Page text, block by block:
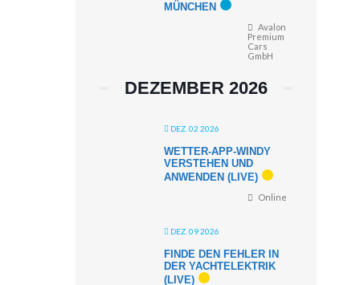
MÜNCHEN
Avalon
Premium
Cars
GmbH
DEZEMBER 2026
DEZ. 02 2026
WETTER-APP-WINDY
VERSTEHEN UND
ANWENDEN (LIVE)
Online
DEZ. 09 2026
FINDE DEN FEHLER IN
DER YACHTELEKTRIK
(LIVE)